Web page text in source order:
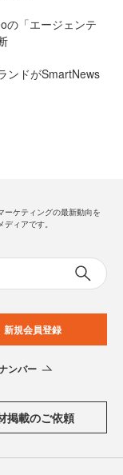
「エージェンテ
ンドがSmartNews
ーケティングの最新動向を
ィアです。
新規会員登録
ンバー
掲載のご依頼